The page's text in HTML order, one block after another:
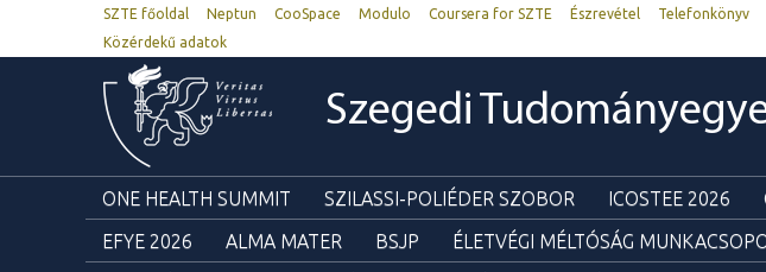
SZTE főoldal Neptun CooSpace Modulo Coursera for SZTE Észrevétel Telefonkönyv
Közérdekű adatok
Szegedi
ONE HEALTH SUMMIT SZILASSI-POLIÉDER SZOBOR ICOSTEE 2026
EFYE 2026
ALMA MATER BSJP ÉLETVÉGI MÉLTÓSÁG